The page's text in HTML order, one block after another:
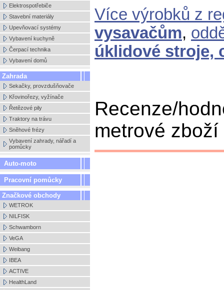
Elektrospotřebiče
Stavební materiály
Upevňovací systémy
Vybavení kuchyně
Čerpací technika
Vybavení domů
Zahrada
Sekačky, provzdušňovače
Křovinořezy, vyžínače
Řetězové pily
Traktory na trávu
Sněhové frézy
Vybavení zahrady, nářadí a
pomůcky
Auto-moto
Pracovní pomůcky
Značkové obchody
WETROK
NILFISK
Schwamborn
VeGA
Weibang
IBEA
ACTIVE
HealthLand
Více výrobků z
vysavačům,
úklidové stroje,
Recenze/
metrové